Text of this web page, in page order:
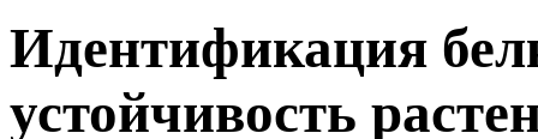
Идентификация
устойчивость